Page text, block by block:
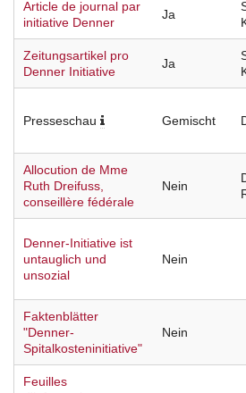
Article de journal par
initiative Denner
Ja
Zeitungsartikel pro
Denner Initiative
Ja
Presseschau Gemischt
Allocution de Mme
Ruth Dreifuss,
conseillère fédérale
Nein
Denner-Initiative ist
untauglich und
unsozial
Nein
Faktenblätter
"Denner-
Spitalkosteninitiative"
Nein
Feuilles